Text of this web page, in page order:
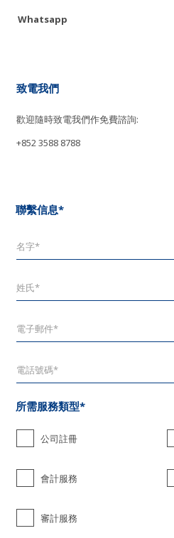
Whatsapp
致電我們
歡迎隨時致電我們作免費諮詢:
+852 3588 8788
聯繫信息*
所需服務類型*
公司註冊
會計服務
審計服務